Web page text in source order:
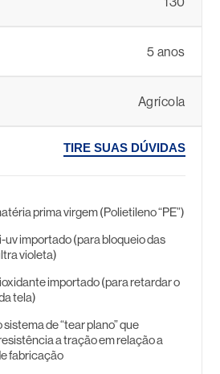
5 anos
Agrícola
TIRE SUAS DÚVIDAS
prima virgem (Polietileno “PE”)
uv importado (para bloqueio das
violeta)
importado (para retardar o
tela)
de “tear plano” que
a tração em relação a
fabricação